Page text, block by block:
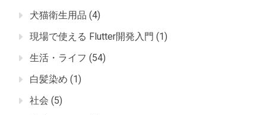
犬猫衛生用品 (4)
現場で使える Flutter開発入門 (1)
生活・ライフ (54)
白髪染め (1)
社会 (5)